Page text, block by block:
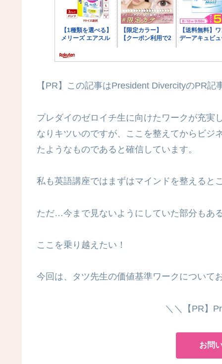
【PR】この記事はPresident DivercityのPR記
プレダイのゼロイチ生に向けたワークが充実
なりキツいのですが、ここを整えてからビジ
たようなものであると確信しています。
私も英語講座ではまずはマインドを整えると
ただ…今まで見ないようにしていた部分もあ
ここを乗り越えたい！
今回は、タツ先生の価値基準ワークについて
＼＼【PR】
お問